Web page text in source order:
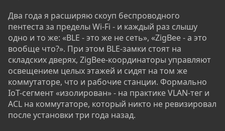
Два года я расширяю скоуп беспроводного
пентеста за пределы Wi-Fi - и каждый раз слышу
одно и то же: «BLE - это же не сеть», «ZigBee - а это
вообще что?». При этом BLE-замки стоят на
складских дверях, ZigBee-координаторы управляют
освещением целых этажей и сидят на том же
коммутаторе, что и рабочие станции. Формально
IoT-сегмент «изолирован» - на практике VLAN-тег и
ACL на коммутаторе, который никто не ревизировал
после установки три года назад.